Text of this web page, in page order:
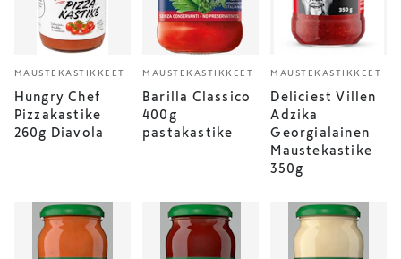
MAUSTEKASTIKKEET
Hungry Chef
Pizzakastike
260g Diavola
MAUSTEKASTIKKEET
Barilla Classico
400g
pastakastike
MAUSTEKASTIKKEET
Deliciest Villen
Adzika
Georgialainen
Maustekastike
350g